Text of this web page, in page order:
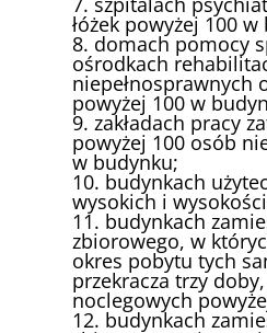
łóżek powyżej 100
8. domach pomocy
ośrodkach
niepełnosprawnych
powyżej 100 w
9. zakładach pracy
powyżej 100 osób
w budynku;
10. budynkach
wysokich i
11. budynkach
zbiorowego, w
okres pobytu tych
przekracza trzy
noclegowych
12. budynkach